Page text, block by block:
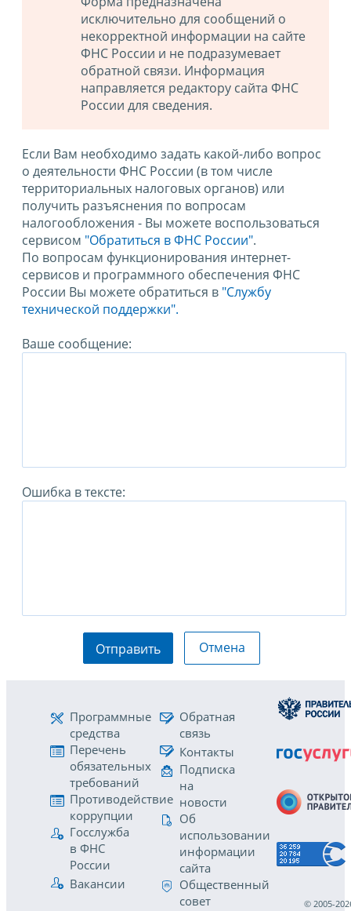
исключительно для сообщений о
некорректной информации на сайте
ФНС России и не подразумевает
обратной связи. Информация
направляется редактору сайта ФНС
России для сведения.
Если Вам необходимо задать какой-либо вопрос
о деятельности ФНС России (в том числе
территориальных налоговых органов) или
получить разъяснения по вопросам
налогообложения - Вы можете воспользоваться
сервисом "Обратиться в ФНС России".
По вопросам функционирования интернет-
сервисов и программного обеспечения ФНС
России Вы можете обратиться в "Службу
технической поддержки".
Ваше сообщение:
Ошибка в тексте:
Отправить Отмена
Программные
средства
Перечень
обязательных
требований
Противодействие
коррупции
Госслужба
в ФНС
России
Вакансии
Обратная
связь
Контакты
Подписка
на
новости
Об
использовании
информации
сайта
Общественный
совет
© 2005-